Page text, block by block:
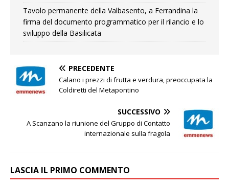
Tavolo permanente della Valbasento, a Ferrandina la
firma del documento programmatico per il rilancio e lo
sviluppo della Basilicata
PRECEDENTE
Calano i prezzi di frutta e verdura, preoccupata la
Coldiretti del Metapontino
SUCCESSIVO
A Scanzano la riunione del Gruppo di Contatto
internazionale sulla fragola
LASCIA IL PRIMO COMMENTO